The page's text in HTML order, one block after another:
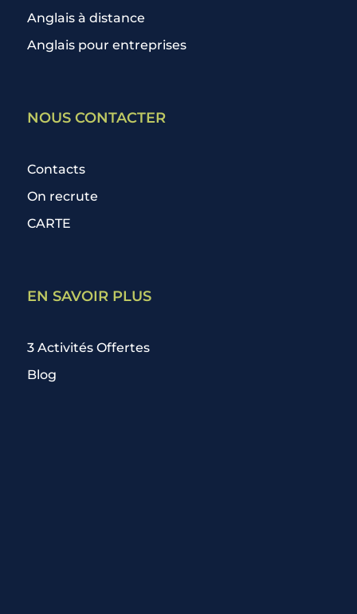
Anglais à distance
Anglais pour entreprises
NOUS CONTACTER
Contacts
On recrute
CARTE
EN SAVOIR PLUS
3 Activités Offertes
Blog